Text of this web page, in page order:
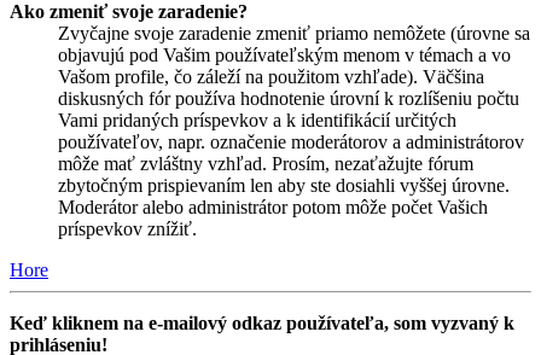
Ako zmeniť svoje zaradenie?
Zvyčajne svoje zaradenie zmeniť priamo nemôžete (úrovne sa
objavujú pod Vašim používateľským menom v témach a vo
Vašom profile, čo záleží na použitom vzhľade). Väčšina
diskusných fór používa hodnotenie úrovní k rozlíšeniu počtu
Vami pridaných príspevkov a k identifikácií určitých
používateľov, napr. označenie moderátorov a administrátorov
môže mať zvláštny vzhľad. Prosím, nezaťažujte fórum
zbytočným prispievaním len aby ste dosiahli vyššej úrovne.
Moderátor alebo administrátor potom môže počet Vašich
príspevkov znížiť.
Hore
Keď kliknem na e-mailový odkaz používateľa, som vyzvaný k
prihláseniu!